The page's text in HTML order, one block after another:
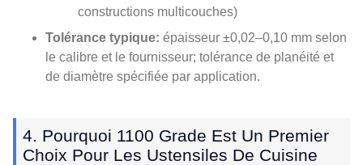
constructions multicouches)
Tolérance typique: épaisseur ±0,02–0,10 mm selon
le calibre et le fournisseur; tolérance de planéité et
de diamètre spécifiée par application.
4. Pourquoi 1100 Grade Est Un Premier
Choix Pour Les Ustensiles De Cuisine